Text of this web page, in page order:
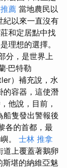
薦 當地農民以
紀以來一直沒有
和定居點中找
理想的選擇。
分，是世界上
·巴特勒
）補充說，水
的容器，這使潛
他說，目前，
船隻發出警報後
各的首都，最
。 士林 推拿
道上覆蓋著鵝卵
斯堪的納維亞魅